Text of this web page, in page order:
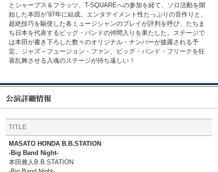
とシャープス＆フラッツ、T-SQUAREへの参加を経て、ソロ活動を開
始した本田が’97年に結成。エンタテイメント性たっぷりの音作りと、
超絶技巧を駆使した各ミュージシャンのプレイが評判を呼び、たちま
ち日本を代表するビッグ・バンドの仲間入りを果たした。ステージで
は本田が書き下ろした数々のオリジナル・ナンバーが披露される予
定。ジャズ～フュージョン・ファン、ビッグ・バンド・フリークを狂
喜乱舞させる入魂のステージが待ち遠しい！
TITLE
MASATO HONDA B.B.STATION
-Big Band Night-
本田雅人B.B.STATION